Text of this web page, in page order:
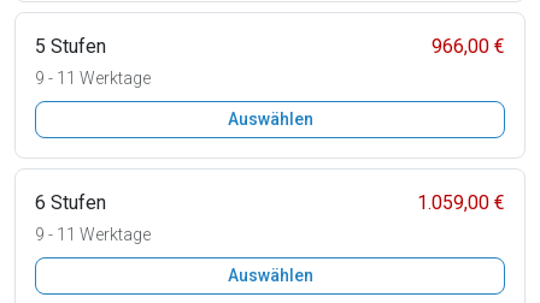
5 Stufen 966,00 €
9 - 11 Werktage
Auswählen
6 Stufen 1.059,00 €
9 - 11 Werktage
Auswählen